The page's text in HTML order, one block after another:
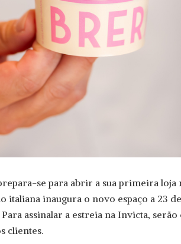
se para abrir a sua primeira loja
italiana inaugura o novo espaço a 23
Para assinalar a estreia na Invicta,
clientes.